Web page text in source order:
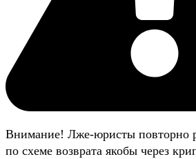
Внимание! Лже-юристы повторно
по схеме возврата якобы через